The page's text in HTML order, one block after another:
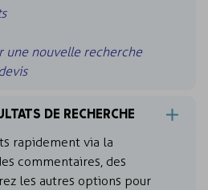
une nouvelle recherche
DE RECHERCHE
rapidement via la
commentaires, des
les autres options pour